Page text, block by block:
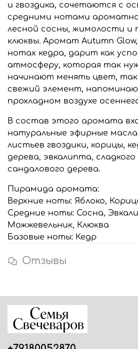
и гвоздика, сочетаются с
средними нотами
лесной сосны, жимолости и
клюквы. Аромат Autumn
нотах кедра, дарит как
атмосферу, которая так
начинают менять цвет,
свежий элемент,
прохладном воздухе
В состав этого аромата
натуральные эфирные
листьев гвоздики, корицы,
дерева, эвкалипта,
сандалового дерева.
Пирамида аромата:
Верхние ноты: Яблоко,
Средние ноты: Сосна,
Можжевельник, Клюква
Базовые ноты: Кедр
Отзывы